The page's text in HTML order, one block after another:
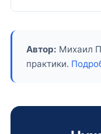
Автор: Михаил
практики.